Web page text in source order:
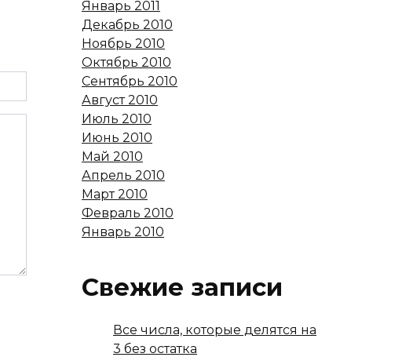
Январь 2011
Декабрь 2010
Ноябрь 2010
Октябрь 2010
Сентябрь 2010
Август 2010
Июль 2010
Июнь 2010
Май 2010
Апрель 2010
Март 2010
Февраль 2010
Январь 2010
Свежие записи
Все числа, которые делятся на
3 без остатка